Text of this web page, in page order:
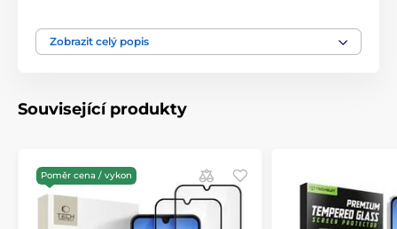
Dalším skvělým rysem JP Titan Privacy je speciální
usnadňuje pohyb prstů po obrazovce. Tato prémiová
vrstva zachovává své vlastnosti i při každodenním
Sklo bylo několikrát testováno a přežije pád 132g
kuličky z výšky 2 metrů při více než 3 pokusech, což
dokazuje jeho extrémní odolnost.
Zobrazit celý popis
Související produkty
Poměr cena / vykon